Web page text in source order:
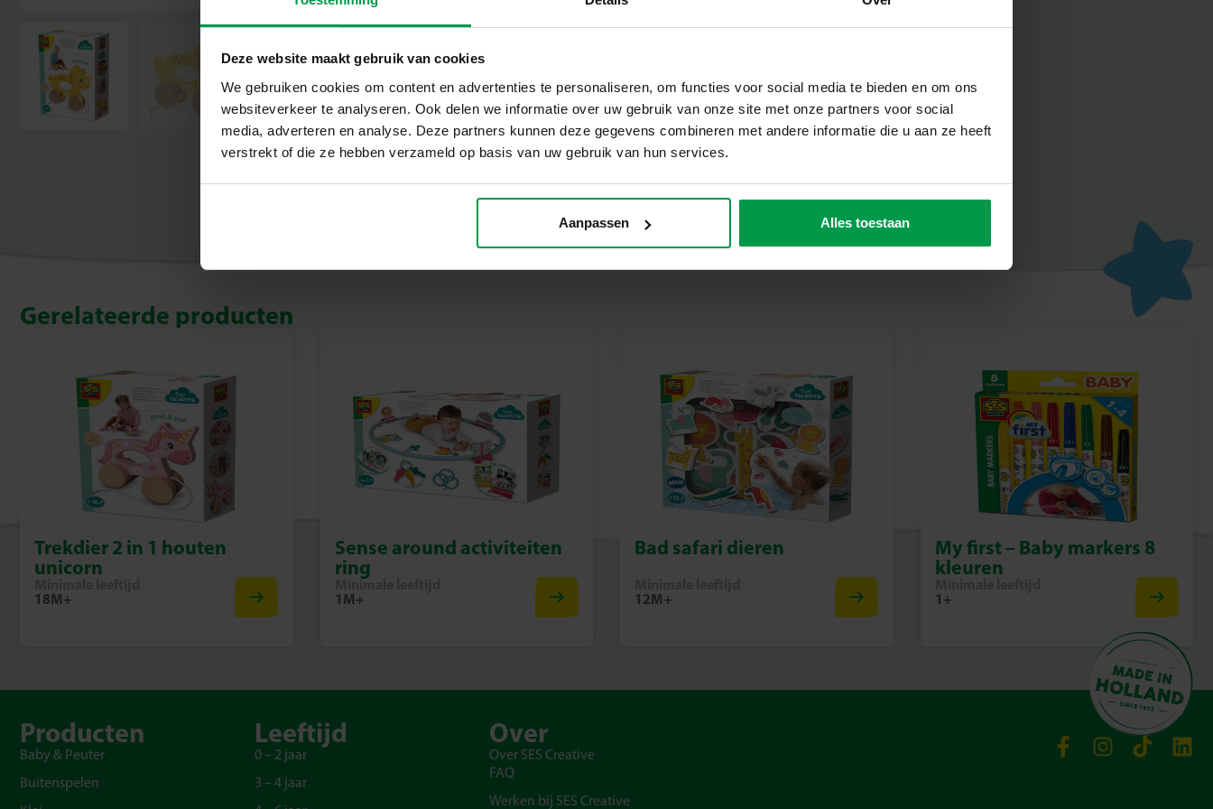
Deze website maakt gebruik van cookies
We gebruiken cookies om content en advertenties te personaliseren, om functies voor social media te bieden en om ons
websiteverkeer te analyseren. Ook delen we informatie over uw gebruik van onze site met onze partners voor social
media, adverteren en analyse. Deze partners kunnen deze gegevens combineren met andere informatie die u aan ze heeft
verstrekt of die ze hebben verzameld op basis van uw gebruik van hun services.
Aanpassen Alles toestaan
1 trekkoord
Waarom Kiezen voor SES Creative?
SES Creative staat voor veilig, stimulerend en duurzaam speelgoed. Al onze producten
worden ontworpen en geproduceerd in onze eigen fabriek in Nederland en voldoen aan de
strengste Europese veiligheidsnormen. Zo weet je zeker dat je kiest voor kwaliteit waar je
kind écht van groeit.
Begin Vandaag Nog Met Rollend Dino-Plezier
Laat je peuter op ontdekkingstocht gaan met de 2-in-1 Houten Triceratops van SES Creative.
Voor fantasierijk en actief spel – thuis, in de tuin of waar het avontuur je ook brengt!
Gerelateerde producten
Trekdier 2 in 1 houten
unicorn
18M+
Sense around activiteiten
ring
Minimale leeftijd
1M+
Bad safari dieren
12M+
My first – Baby markers 8
kleuren
1+
Producten
Baby & Peuter
Buitenspelen
Leeftijd
0 – 2 jaar
3 – 4 jaar
Over
Over SES Creative
FAQ
Werken bij SES Creative